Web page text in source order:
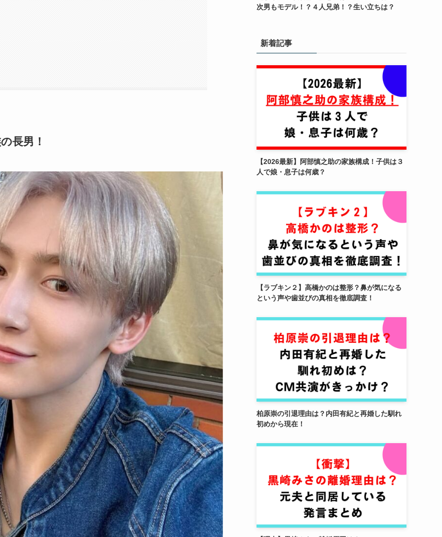
長男！
次男もモデル！？４人兄弟！？生い立ちは？
新着記事
【2026最新】阿部慎之助の家族構成！子供は３
人で娘・息子は何歳？
【ラブキン２】高橋かのは整形？鼻が気になる
という声や歯並びの真相を徹底調査！
柏原崇の引退理由は？内田有紀と再婚した馴れ
初めから現在！